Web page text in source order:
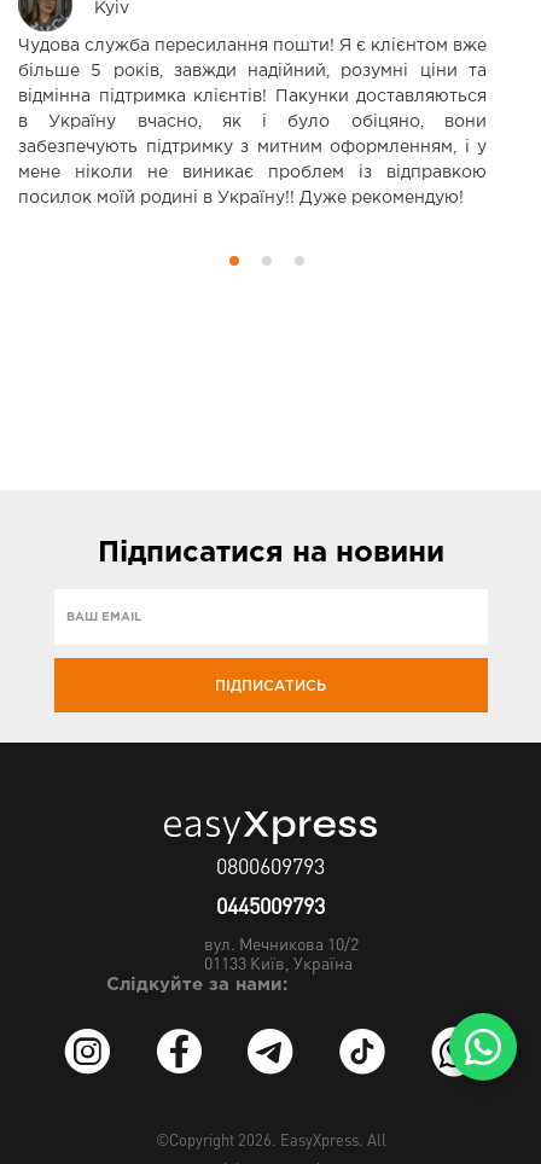
Kyiv
Чудова служба пересилання пошти! Я є клієнтом вже
більше 5 років, завжди надійний, розумні ціни та
відмінна підтримка клієнтів! Пакунки доставляються
в Україну вчасно, як і було обіцяно, вони
забезпечують підтримку з митним оформленням, і у
мене ніколи не виникає проблем із відправкою
посилок моїй родині в Україну!! Дуже рекомендую!
Підписатися на новини
ПІДПИСАТИСЬ
0800609793
0445009793
вул. Мечникова 10/2
01133 Київ, Україна
Слідкуйте за нами:
©Copyright 2026. EasyXpress. All